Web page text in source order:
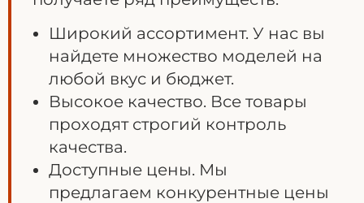
Широкий ассортимент. У нас вы
найдете множество моделей на
любой вкус и бюджет.
Высокое качество. Все товары
проходят строгий контроль
качества.
Доступные цены. Мы
предлагаем конкурентные цены